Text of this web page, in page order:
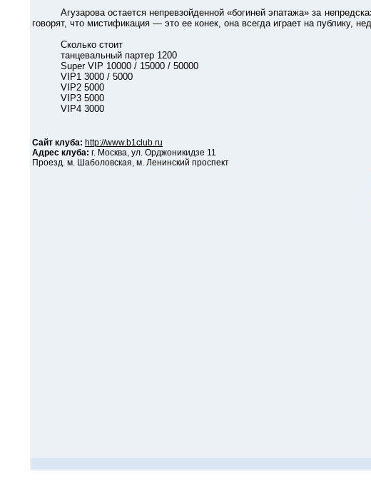
Агузарова остается непревзойденной «богиней эпатажа» за
говорят, что мистификация — это ее конек, она всегда играет на публику,
Сколько стоит
танцевальный партер 1200
Super VIP 10000 / 15000 / 50000
VIP1 3000 / 5000
VIP2 5000
VIP3 5000
VIP4 3000
Сайт клуба: http://www.b1club.ru
Адрес клуба: г. Москва, ул. Орджоникидзе 11
Проезд. м. Шаболовская, м. Ленинский проспект